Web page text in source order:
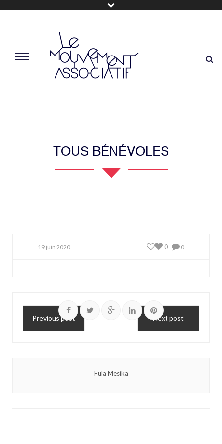
TOUS BÉNÉVOLES
19 juin 2020 0
0
Previous post Next post
Fula Mesika